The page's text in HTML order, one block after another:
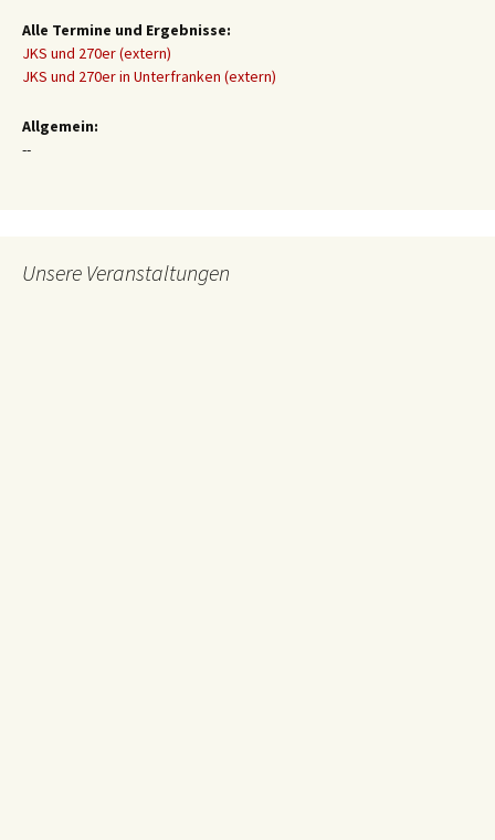
Alle Termine und Ergebnisse:
JKS und 270er (extern)
JKS und 270er in Unterfranken (extern)
Allgemein:
--
Unsere Veranstaltungen